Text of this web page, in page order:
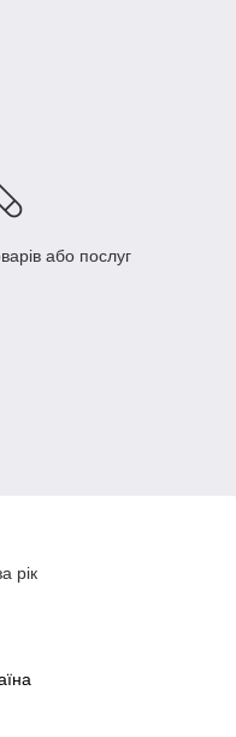
або послуг
рік